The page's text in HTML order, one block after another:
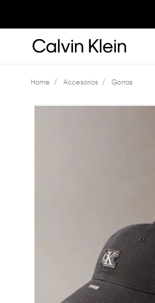
Accesorios Gorras